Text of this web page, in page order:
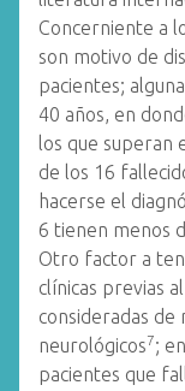
Concerniente a
son motivo de
pacientes;
40 años, en
los que superan
de los 16
hacerse el
6 tienen menos
Otro factor a
clínicas previas
consideradas
neurológicos7;
pacientes que